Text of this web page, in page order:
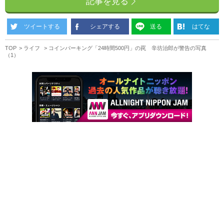
ツイートする シェアする 送る はてな
TOP ライフ
コインパーキング「24時間500円」の罠 辛坊治郎が警告の写真
（1）